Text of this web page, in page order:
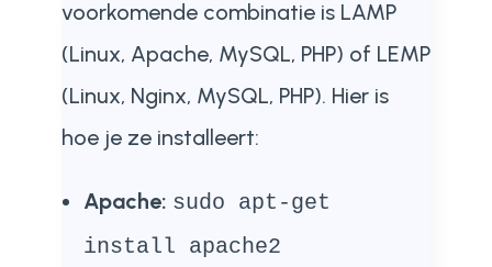
voorkomende combinatie is LAMP
(Linux, Apache, MySQL, PHP) of LEMP
(Linux, Nginx, MySQL, PHP). Hier is
hoe je ze installeert:
Apache: sudo apt-get
install apache2